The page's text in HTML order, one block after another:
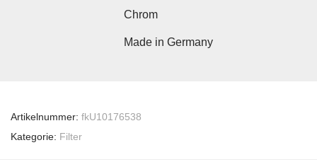
Chrom
Made in Germany
Artikelnummer: fkU10176538
Kategorie: Filter